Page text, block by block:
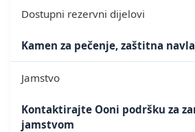
Dostupni rezervni dijelovi
Kamen za pečenje, zaštitna
Jamstvo
Kontaktirajte Ooni podršku za
jamstvom